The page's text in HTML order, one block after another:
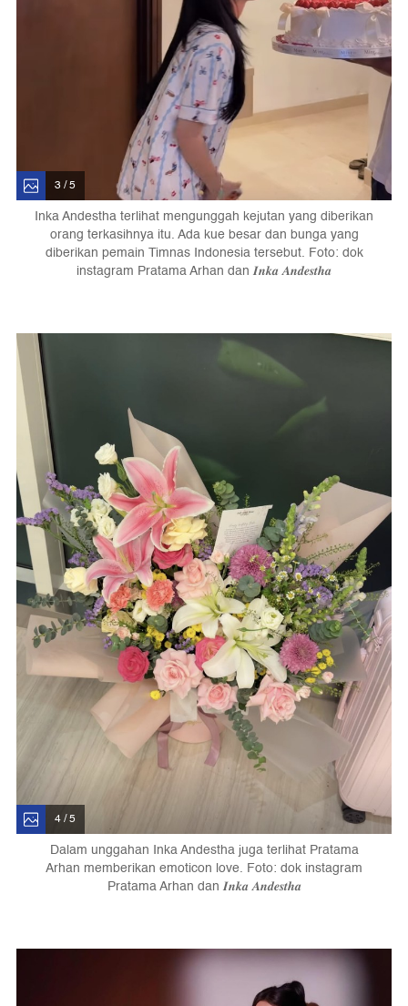
3 / 5
Inka Andestha terlihat mengunggah kejutan yang diberikan
orang terkasihnya itu. Ada kue besar dan bunga yang
diberikan pemain Timnas Indonesia tersebut. Foto: dok
instagram Pratama Arhan dan 𝑰𝒏𝒌𝒂 𝑨𝒏𝒅𝒆𝒔𝒕𝒉𝒂
4 / 5
Dalam unggahan Inka Andestha juga terlihat Pratama
Arhan memberikan emoticon love. Foto: dok instagram
Pratama Arhan dan 𝑰𝒏𝒌𝒂 𝑨𝒏𝒅𝒆𝒔𝒕𝒉𝒂